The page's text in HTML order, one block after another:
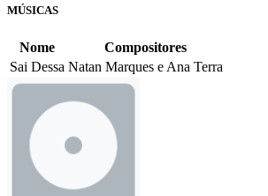
MÚSICAS
Nome
Compositores
Sai Dessa Natan Marques e Ana Terra